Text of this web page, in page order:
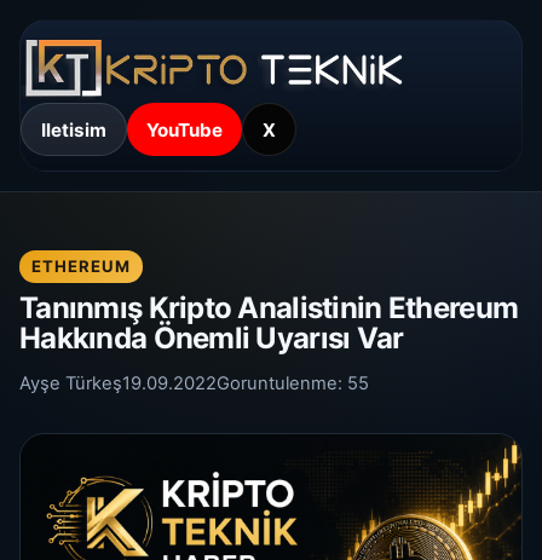
Iletisim YouTube X
ETHEREUM
Tanınmış Kripto Analistinin Ethereum
Hakkında Önemli Uyarısı Var
Ayşe Türkeş19.09.2022Goruntulenme: 55